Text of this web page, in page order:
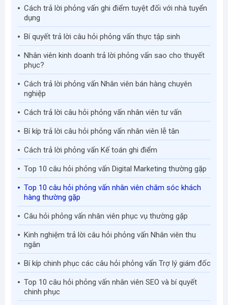
Cách trả lời phỏng vấn ghi điểm tuyệt đối với nhà tuyển
dụng
Bí quyết trả lời câu hỏi phỏng vấn thực tập sinh
Nhân viên kinh doanh trả lời phỏng vấn sao cho thuyết
phục?
Cách trả lời phỏng vấn Nhân viên bán hàng chuyên
nghiệp
Cách trả lời câu hỏi phỏng vấn nhân viên tư vấn
Bí kíp trả lời câu hỏi phỏng vấn nhân viên lễ tân
Cách trả lời phỏng vấn Kế toán ghi điểm
Top 10 câu hỏi phỏng vấn Digital Marketing thường gặp
Top 10 câu hỏi phỏng vấn nhân viên chăm sóc khách
hàng thường gặp
Câu hỏi phỏng vấn nhân viên phục vụ thường gặp
Kinh nghiệm trả lời câu hỏi phỏng vấn Nhân viên thu
ngân
Bí kíp chinh phục các câu hỏi phỏng vấn Trợ lý giám đốc
Top 10 câu hỏi phỏng vấn nhân viên SEO và bí quyết
chinh phục